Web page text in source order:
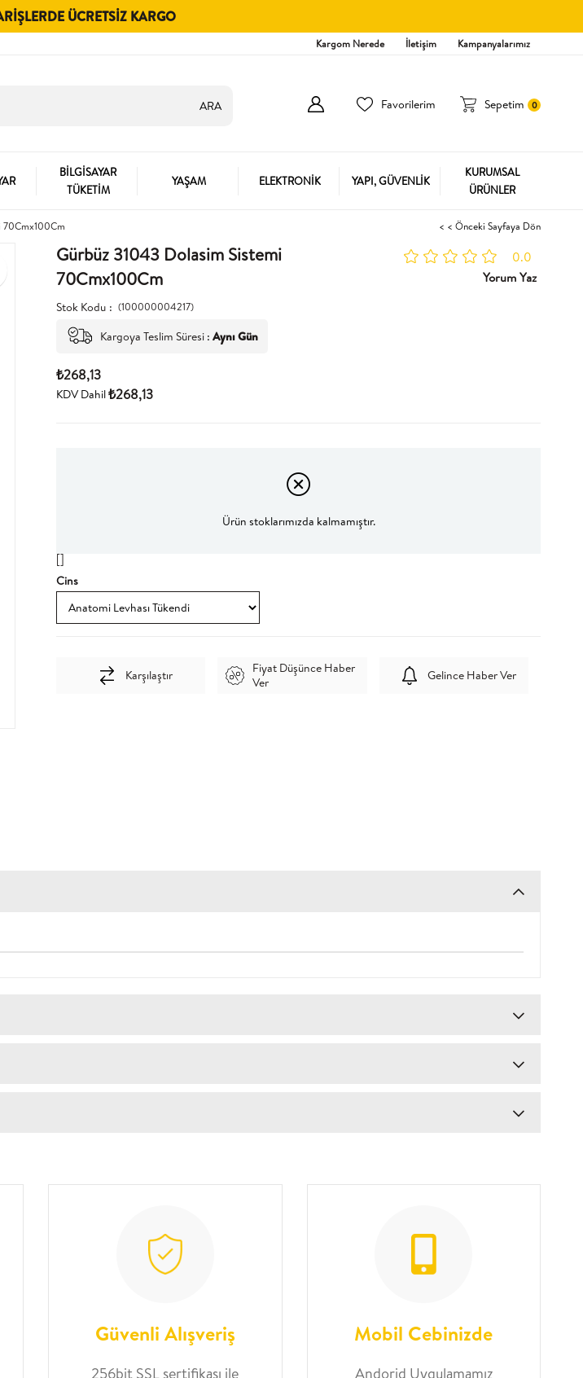
ÜCRETSIZ KARGO
Kargom Nerede İletişim Kampanyalarımız
Sepetim 0
Favorilerim
BİLGİSAYAR
TÜKETİM
YAŞAM ELEKTRONİK YAPI, GÜVENLİK
KURUMSAL
ÜRÜNLER
< < Önceki Sayfaya Dön
Gürbüz 31043 Dolasim Sistemi
70Cmx100Cm
0.0
Yorum Yaz
Stok Kodu (100000004217)
Kargoya Teslim Süresi : Aynı Gün
₺268,13
KDV Dahil₺268,13
Ürün stoklarımızda kalmamıştır.
[]
Cins
Karşılaştır
Fiyat Düşünce Haber
Ver
Gelince Haber Ver
Güvenli Alışveriş
256bit SSL sertifikası ile
Mobil Cebinizde
Andorid Uygulamamız